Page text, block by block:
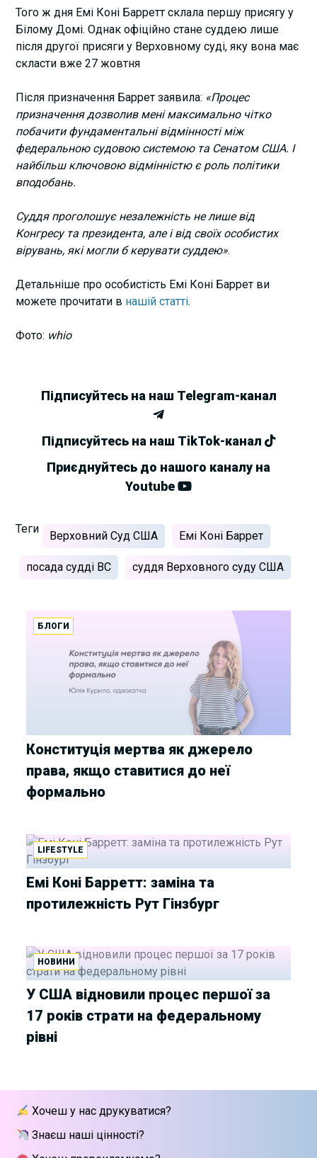
Того ж дня Емі Коні Барретт склала першу присягу у
Білому Домі. Однак офіційно стане суддею лише
після другої присяги у Верховному суді, яку вона має
скласти вже 27 жовтня
Після призначення Баррет заявила: «Процес
призначення дозволив мені максимально чітко
побачити фундаментальні відмінності між
федеральною судовою системою та Сенатом США. І
найбільш ключовою відмінністю є роль політики
вподобань.
Суддя проголошує незалежність не лише від
Конгресу та президента, але і від своїх особистих
вірувань, які могли б керувати суддею».
Детальніше про особистість Емі Коні Баррет ви
можете прочитати в нашій статті.
Фото: whio
Підписуйтесь на наш Telegram-канал
Підписуйтесь на наш TikTok-канал
Приєднуйтесь до нашого каналу на
Youtube
Теги
Верховний Суд США Емі Коні Баррет
посада судді ВС суддя Верховного суду США
БЛОГИ
Конституція мертва як джерело
права, якщо ставитися до неї
формально
LIFESTYLE
Емі Коні Барретт: заміна та
протилежність Рут Гінзбург
НОВИНИ
У США відновили процес першої за
17 років страти на федеральному
рівні
Хочеш у нас друкуватися?
Знаєш наші цінності?